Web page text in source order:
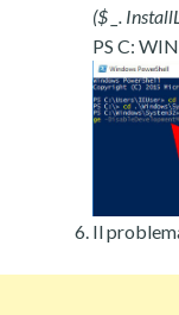
($ _.
PS C:
Il